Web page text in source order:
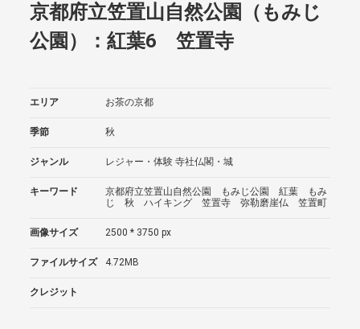
京都府立笠置山自然公園（もみじ
公園）：紅葉6 笠置寺
エリア お茶の京都
季節 秋
ジャンル レジャー・体験 寺社仏閣・城
キーワード
京都府立笠置山自然公園 もみじ公園 紅葉 もみ
じ 秋 ハイキング 笠置寺 弥勒磨崖仏 笠置町
画像サイズ 2500 * 3750 px
ファイルサイズ 4.72MB
クレジット